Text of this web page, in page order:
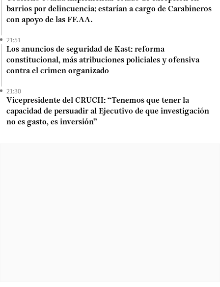
barrios por delincuencia: estarían a cargo de Carabineros
con apoyo de las FF.AA.
21:51
Los anuncios de seguridad de Kast: reforma
constitucional, más atribuciones policiales y ofensiva
contra el crimen organizado
21:30
Vicepresidente del CRUCH: “Tenemos que tener la
capacidad de persuadir al Ejecutivo de que investigación
no es gasto, es inversión”